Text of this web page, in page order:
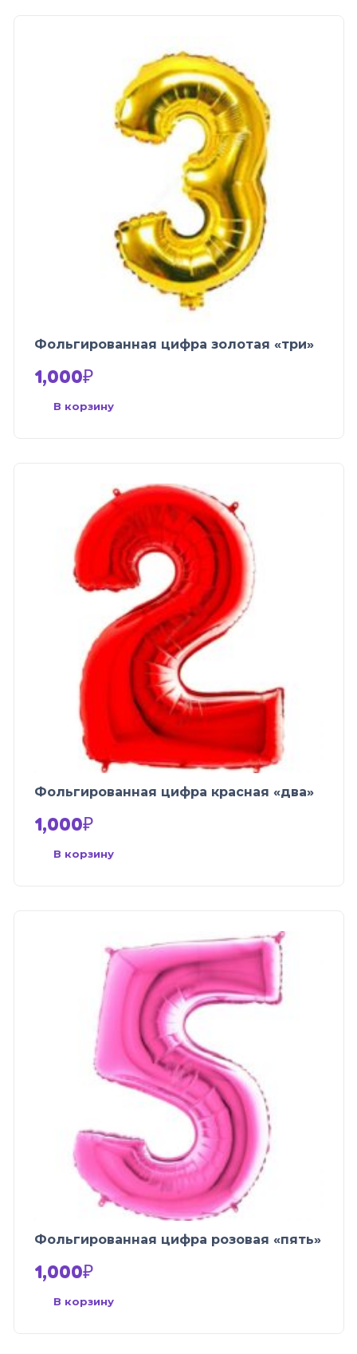
Фольгированная цифра золотая «три»
1,000₽
В корзину
Фольгированная цифра красная «два»
1,000₽
В корзину
Фольгированная цифра розовая «пять»
1,000₽
В корзину